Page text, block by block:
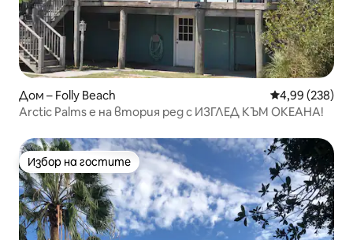
Дом – Folly Beach Средна
4,99 (238)
Arctic Palms е на втория ред с ИЗГЛЕД КЪМ ОКЕАНА!
Избор на гостите
Избор на гостите